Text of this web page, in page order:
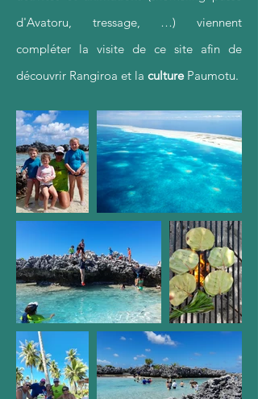
d'Avatoru, tressage, …) viennent
compléter la visite de ce site afin de
découvrir Rangiroa et la culturePaumotu.